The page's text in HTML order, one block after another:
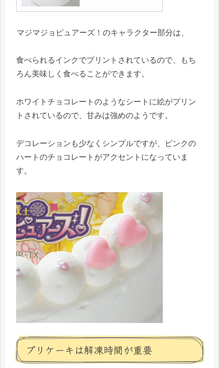
マジマジョピュアーズ！のキャラクター部分は、
食べられるインクでプリントされているので、もち
ろん美味しく食べることができます。
ホワイトチョコレートのようなシートに絵がプリン
トされているので、甘みは強めのようです。
デコレーションも少なくシンプルですが、ピンクの
ハートのチョコレートがアクセントになっていま
す。
プリケーキは解凍時間が重要